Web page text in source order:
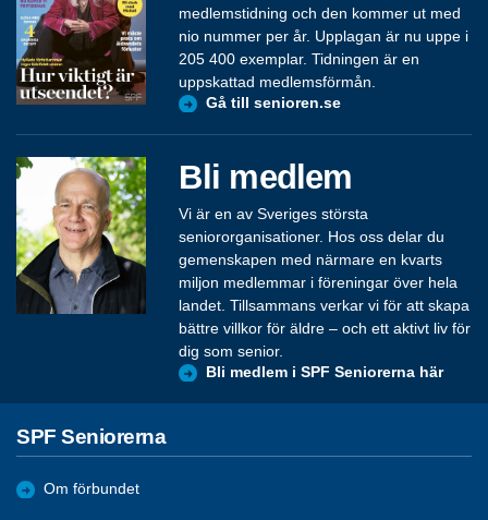
medlemstidning och den kommer ut med
nio nummer per år. Upplagan är nu uppe i
205 400 exemplar. Tidningen är en
uppskattad medlemsförmån.
Gå till senioren.se
Bli medlem
Vi är en av Sveriges största
seniororganisationer. Hos oss delar du
gemenskapen med närmare en kvarts
miljon medlemmar i föreningar över hela
landet. Tillsammans verkar vi för att skapa
bättre villkor för äldre – och ett aktivt liv för
dig som senior.
Bli medlem i SPF Seniorerna här
SPF Seniorerna
Om förbundet